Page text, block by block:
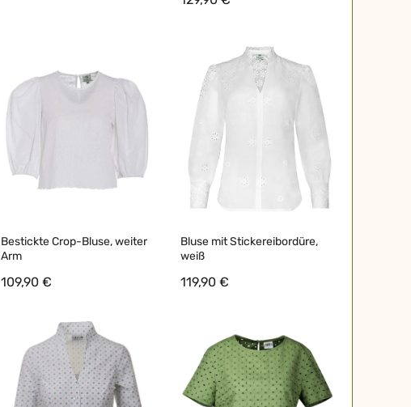
Bestickte Crop-Bluse, weiter
Arm
109,90 €
Bluse mit Stickereibordüre,
weiß
119,90 €